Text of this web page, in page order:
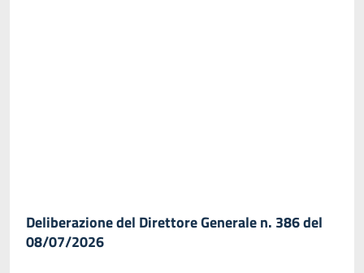
Deliberazione del Direttore Generale n. 386 del
08/07/2026